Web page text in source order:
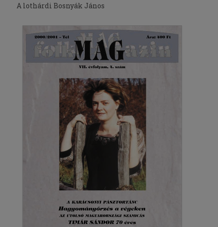
A lothárdi Bosnyák János